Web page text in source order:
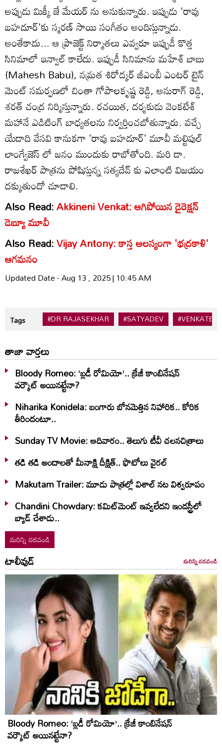
అప్పుడు మిక్కీ జే మేయర్ ను అనుకున్నారు. ఇప్పుడు 'రావు
బహదూర్'కు స్మరణ్ సాయి సంగీతం అందిస్తున్నాడు.
అంతేకాదు... ఆ ప్రాజెక్ట్ నిర్మాతలు ఎవ్వరూ ఇప్పుడీ కొత్త
సినిమాలో ఇన్వాల్ కాలేదు. ఇప్పుడీ సినిమాను మహేశ్ బాబు
(Mahesh Babu), నమ్రత శిరోద్కర్ జీఎంబీ ఎంటర్ టైన్
మెంట్ సమర్పణలో చింతా గోపాలకృష్ణ రెడ్డి, అనురాగ్ రెడ్డి,
శరత్ చంద్ర నిర్మిస్తున్నారు. రచయిత, దర్శకుడు వెంకటేశ్‌
మహానే ఎడిటింగ్ బాధ్యతలను నిర్వర్తించబోతున్నారు. వచ్చే
యేడాది వేసవి కానుకగా 'రావు బహదూర్' మూవీ మల్టిపుల్
లాంగ్వేజెస్ లో జనం ముందుకు రాబోతోంది. మరి డా.
రాజశేఖర్ పాత్రను పోషిస్తున్న సత్యదేవ్ కు ఎలాంటి విజయం
దక్కుతుందో చూడాలి.
Also Read:Akkineni Venkat: ఆగిపోయిన డైరెక్షన్
డెబ్యూ మూవీ
Also Read:Vijay Antony: కాస్త ఆలస్యంగా 'భద్రకాళి'
ఆగమనం
Updated Date - Aug 13 , 2025 | 10:45 AM
Tags #DR RAJASEKHAR #SATYADEV
తాజా వార్తలు
Bloody Romeo: ‘బ్లడీ రోమియో’.. క్రేజీ కాంబినేషన్
వర్కౌట్ అయినట్టేనా?
Niharika Konidela: బంగారు బోనమెత్తిన నిహారిక.. కోరిక
తీరిందంటూ..
Sunday TV Movie: ఆదివారం.. తెలుగు టీవీ చ‌ల‌న‌చిత్రాలు
తడి తడి అందాలతో మీనాక్షి దీక్షిత్‌.. ఫొటోలు వైరల్
Makutam Trailer: మూడు పాత్రల్లో విశాల్ నట విశ్వరూపం
Chandini Chowdary: కమిట్‌మెంట్ ఇవ్వలేదని ఇండస్ట్రీలో
బ్యాడ్ చేశాడు..
మరిన్ని చదవండి
టాలీవుడ్ మరిన్ని చదవండి
Bloody Romeo: ‘బ్లడీ రోమియో’.. క్రేజీ కాంబినేషన్
వర్కౌట్ అయినట్టేనా?